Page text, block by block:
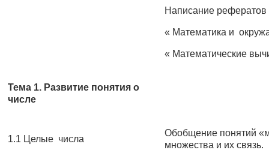
Написание
« Математика и
« Математические
Тема 1. Развитие понятия о
числе
1.1 Целые числа
Обобщение понятий
множества и их связь.